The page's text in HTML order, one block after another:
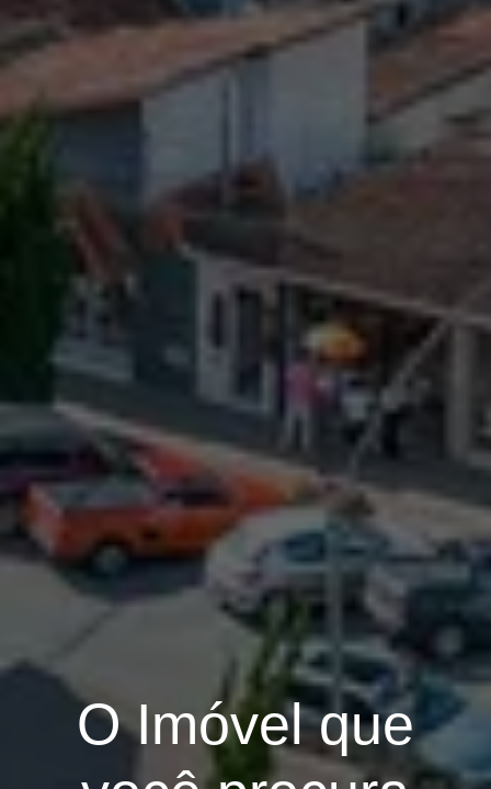
O Imóvel que